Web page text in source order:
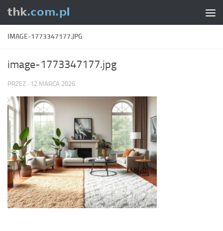
Skip to content
IMAGE-1773347177.JPG
image-1773347177.jpg
PRZEZ · 12 MARCA 2026